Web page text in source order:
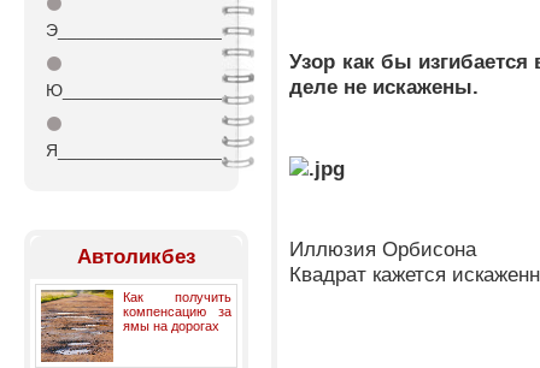
Э_________________
⚫
Ю_________________
⚫
Я_________________
Автоликбез
Как получить
компенсацию за
ямы на дорогах
Узор как бы
деле не искажены.
Иллюзия Орбисона
Квадрат кажется